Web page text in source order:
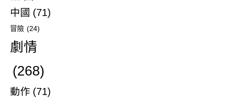
中國 (71)
冒險 (24)
劇情
(268)
動作 (71)